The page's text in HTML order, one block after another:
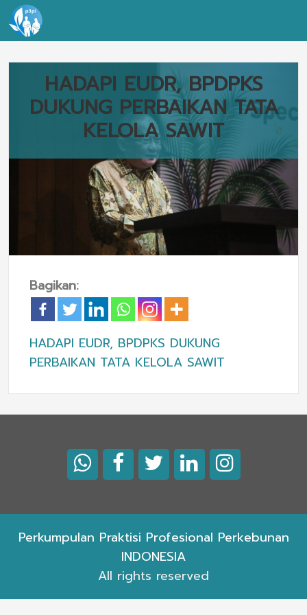
HADAPI EUDR, BPDPKS
DUKUNG PERBAIKAN TATA
KELOLA SAWIT
Bagikan:
HADAPI EUDR, BPDPKS DUKUNG
PERBAIKAN TATA KELOLA SAWIT
Perkumpulan Praktisi Profesional Perkebunan
INDONESIA
All rights reserved